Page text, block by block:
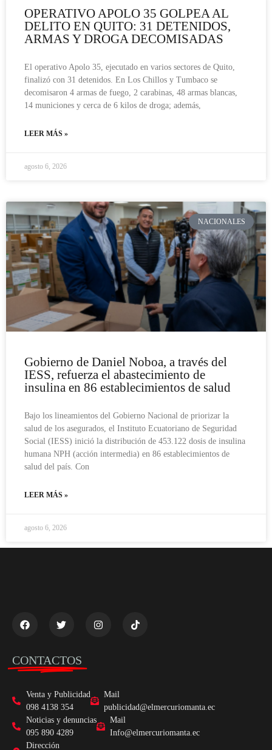
OPERATIVO APOLO 35 GOLPEA AL
DELITO EN QUITO: 31 DETENIDOS,
ARMAS Y DROGA DECOMISADAS
El operativo Apolo 35, ejecutado en varios sectores de Quito,
finalizó con 31 detenidos. En Los Chillos y Tumbaco se
decomisaron 4 armas de fuego, 2 carabinas, 48 armas blancas,
14 municiones y cerca de 6 kilos de droga; además,
LEER MÁS »
agosto 6, 2026
NACIONALES
Gobierno de Daniel Noboa, a través del
IESS, refuerza el abastecimiento de
insulina en 86 establecimientos de salud
Bajo los lineamientos del Gobierno Nacional de priorizar la
salud de los asegurados, el Instituto Ecuatoriano de Seguridad
Social (IESS) inició la distribución de 453.122 dosis de insulina
humana NPH (acción intermedia) en 86 establecimientos de
salud del país. Con
LEER MÁS »
agosto 6, 2026
CONTACTOS
Venta y Publicidad
098 4138 354
Mail
publicidad@elmercuriomanta.ec
Noticias y denuncias
095 890 4289
Mail
Info@elmercuriomanta.ec
Dirección